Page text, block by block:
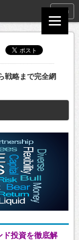
menu
戦略まで完全網
ド投資を徹底解